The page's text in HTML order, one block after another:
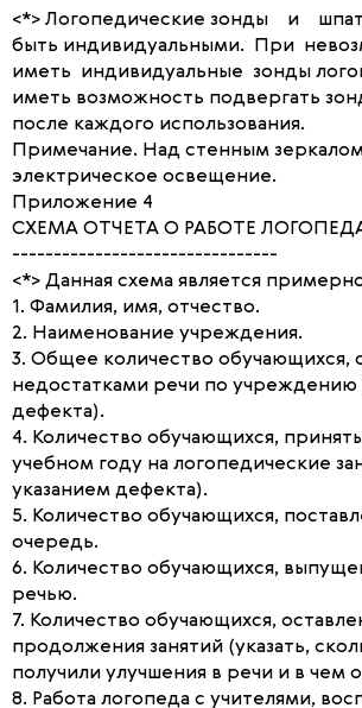
<*> Логопедические зонды и
быть индивидуальными. При
иметь индивидуальные зонды
иметь возможность подвергать
после каждого использования.
Примечание. Над стенным
электрическое освещение.
Приложение 4
СХЕМА ОТЧЕТА О РАБОТЕ
--------------------------------
<*> Данная схема является
1. Фамилия, имя, отчество.
2. Наименование учреждения.
3. Общее количество обучающихся,
недостатками речи по учреждению
дефекта).
4. Количество обучающихся,
учебном году на логопедические
указанием дефекта).
5. Количество обучающихся,
очередь.
6. Количество обучающихся,
речью.
7. Количество обучающихся,
продолжения занятий (указать,
получили улучшения в речи и в чем
8. Работа логопеда с учителями,